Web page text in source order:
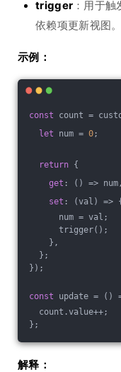
trigger ：用于
依赖项更新视图。
示例：
const count =
let num = 0;
return {
get : () => num,
set : (val ) => {
num = val;
trigger();
},
};
});
const update = ()
count.value++;
};
解释：